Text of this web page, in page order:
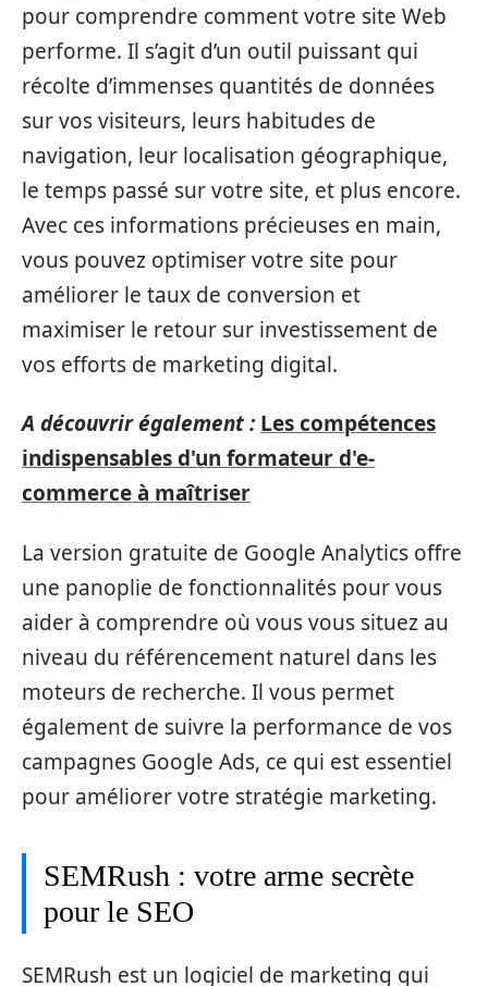
pour comprendre comment votre site Web
performe. Il s’agit d’un outil puissant qui
récolte d’immenses quantités de données
sur vos visiteurs, leurs habitudes de
navigation, leur localisation géographique,
le temps passé sur votre site, et plus encore.
Avec ces informations précieuses en main,
vous pouvez optimiser votre site pour
améliorer le taux de conversion et
maximiser le retour sur investissement de
vos efforts de marketing digital.
A découvrir également : Les compétences
indispensables d'un formateur d'e-
commerce à maîtriser
La version gratuite de Google Analytics offre
une panoplie de fonctionnalités pour vous
aider à comprendre où vous vous situez au
niveau du référencement naturel dans les
moteurs de recherche. Il vous permet
également de suivre la performance de vos
campagnes Google Ads, ce qui est essentiel
pour améliorer votre stratégie marketing.
SEMRush : votre arme secrète
pour le SEO
SEMRush est un logiciel de marketing qui